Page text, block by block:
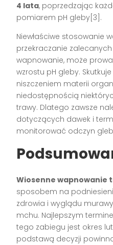
4 lata, poprzedzając
pomiarem pH gleby[3].
Niewłaściwe stosowanie
przekraczanie
wapnowanie, może
wzrostu pH gleby.
niszczeniem materii
niedostępnością
trawy. Dlatego zawsze
dotyczących dawek i
monitorować odczyn
Wiosenne wapnowanie
sposobem na
zdrowia i wyglądu
mchu. Najlepszym
tego zabiegu jest okres
podstawą decyzji